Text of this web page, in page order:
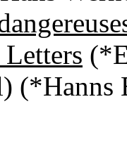
(*Hanns